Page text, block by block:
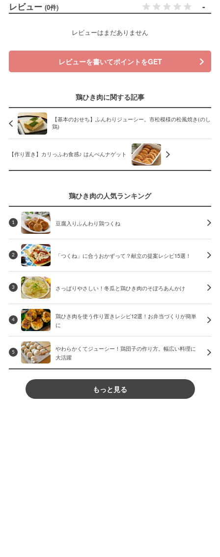
レビュー (0件) -
レビューはまだありません
レビューを書いてポイントをGET
鶏ひき肉に関する記事
【基本のおせち】ふんわりジューシー。市松模様の松風焼き(のし
鶏)
【作り置き】カリっふわ食感♪ はんぺんナゲット
鶏ひき肉の人気ランキング
1 豆腐入りふんわり鶏つくね
2 「つくね」に合うおかずって？献立の提案レシピ15選！
3 さっぱりやさしい！冬瓜と鶏ひき肉のそぼろあんかけ
4
鶏ひき肉を使う作り置きレシピ12選！お弁当づくりが簡単
に
5
やわらかくてジューシー！鶏団子の作り方。幅広い料理に
大活躍
もっと見る